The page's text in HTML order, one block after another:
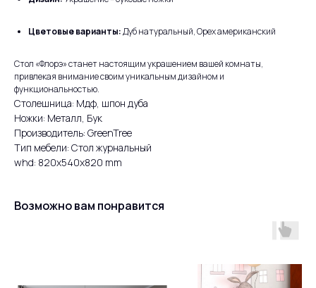
Цветовые варианты:Дуб натуральный, Орех американский
Стол «Флорэ» станет настоящим украшением вашей комнаты,
привлекая внимание своим уникальным дизайном и
функциональностью.
Столешница: Мдф, шпон дуба
Ножки: Металл, Бук
Производитель: GreenTree
Тип мебели: Стол журнальный
whd: 820x540x820 mm
Возможно вам понравится